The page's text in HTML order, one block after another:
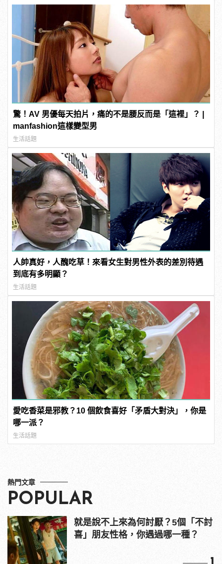
驚！AV 男優每天拍片，痛的不是腰反而是「這裡」？ |
manfashion這樣變型男
生活話題
人帥真好，人醜吃草！來看女生對男性外表的差別待遇
到底有多明顯？
生活話題
愛吃香菜是邪教？10 個飲食喜好「矛盾大對決」，你是
哪一派？
生活話題
熱門文章
POPULAR
就是說不上來為何討厭？5個「不討
喜」朋友性格，你遇過哪一種？